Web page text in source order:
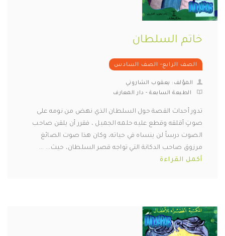
خاتم السلطان
الصف الرابع- الصف السادس
المؤلف: يعقوب الشاروني
الطبعة السابعة - دار المعارف
تدور أحداث القصة حول السلطان الذي نهض من نومه على
صوتٍ أقلقه وقطع عليه حلمه الجميل ، فقرر أن يلقن صاحب
الصوت درساً لن ينساه في حياته، وكان هذا صوت الصائغ
مرزوق صاحب الدكانة التي تواجه قصر السلطان، حيث... ...
أكمل القراءة